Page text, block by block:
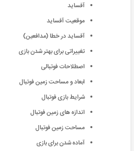
آفساید
موقعیت آفساید
آفساید در خطا (مدافعین)
تغییراتی برای بهتر شدن بازی
اصطلاحات فوتبالی
ابعاد و مساحت زمین فوتبال
شرایط بازی فوتبال
اندازه های زمین فوتبال
مساحت زمین فوتبال
آماده شدن برای بازی